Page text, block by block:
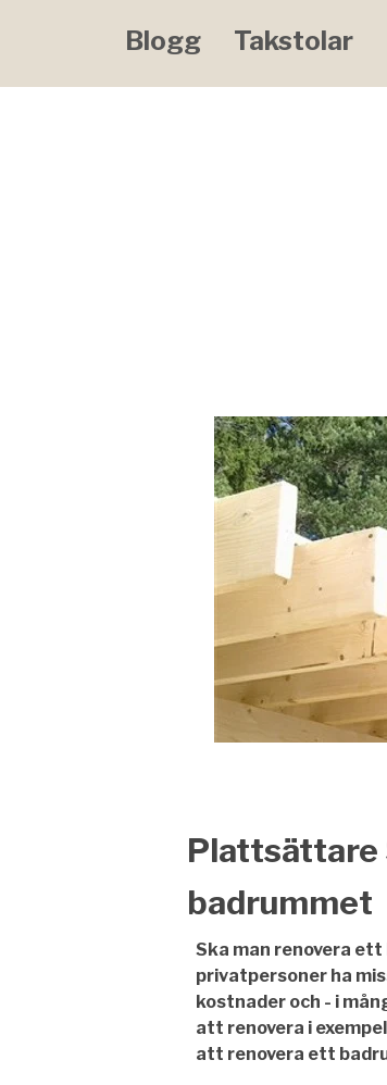
Blogg Takstolar
Plattsättare
badrummet
Ska man renovera
privatpersoner ha
kostnader och - i
att renovera i
att renovera ett